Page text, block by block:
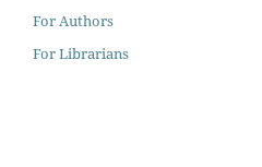
For Authors
For Librarians